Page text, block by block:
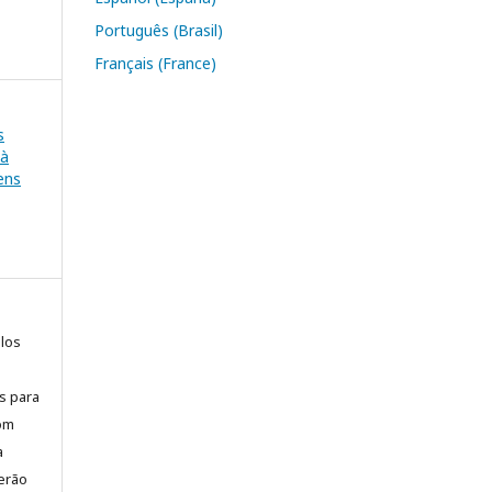
para
Português (Brasil)
Français (France)